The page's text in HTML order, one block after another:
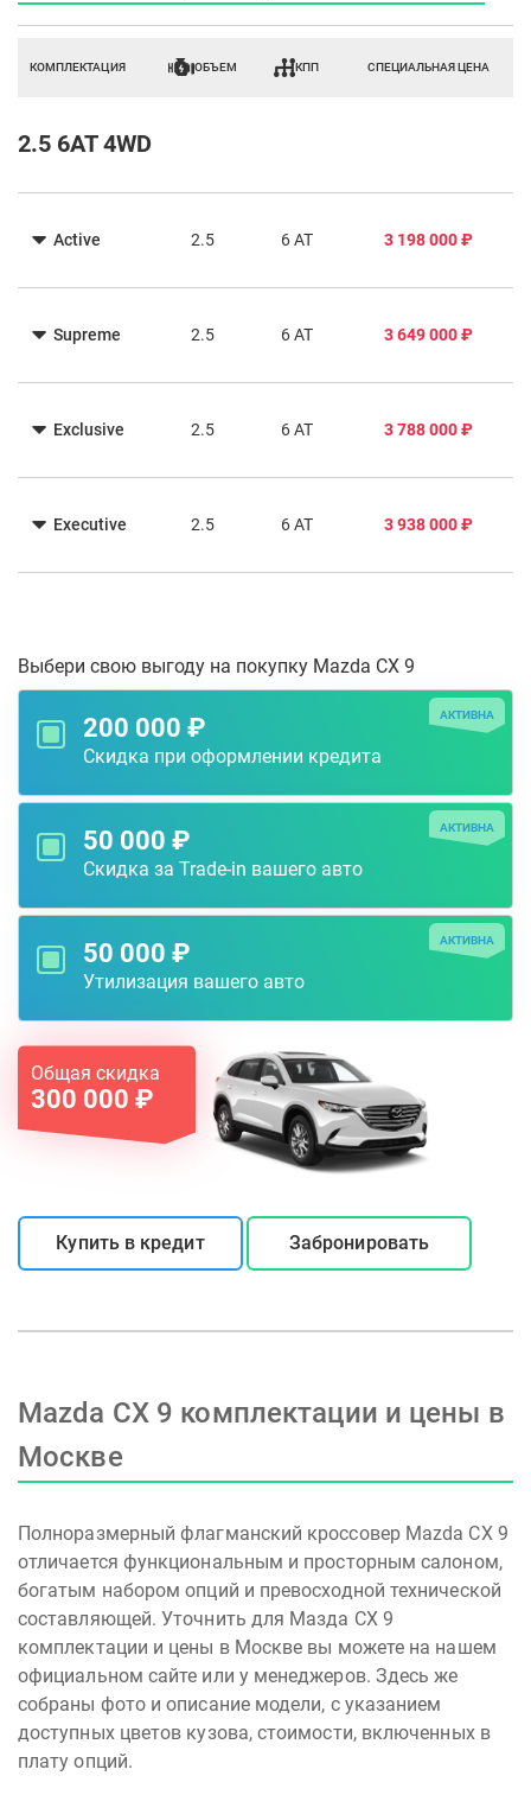
КОМПЛЕКТАЦИЯ ОБЪЕМ КПП СПЕЦИАЛЬНАЯ ЦЕНА
2.5 6AT 4WD
Active 2.5 6 AT 3 198 000 ₽
Supreme 2.5 6 AT 3 649 000 ₽
Exclusive 2.5 6 AT 3 788 000 ₽
Executive 2.5 6 AT 3 938 000 ₽
Выбери свою выгоду на покупку Mazda CX 9
200 000 ₽
Скидка при оформлении кредита
АКТИВНА
50 000 ₽
Скидка за Trade-in вашего авто
АКТИВНА
50 000 ₽
Утилизация вашего авто
АКТИВНА
Общая скидка
300 000 ₽
Купить в кредит Забронировать
Mazda CX 9 комплектации и цены в
Москве
Полноразмерный флагманский кроссовер Mazda CX 9
отличается функциональным и просторным салоном,
богатым набором опций и превосходной технической
составляющей. Уточнить для Мазда СХ 9
комплектации и цены в Москве вы можете на нашем
официальном сайте или у менеджеров. Здесь же
собраны фото и описание модели, с указанием
доступных цветов кузова, стоимости, включенных в
плату опций.